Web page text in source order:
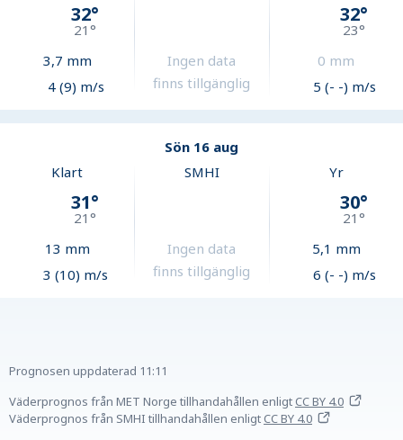
32°
21°
3,7 mm
4 (9) m/s
Ingen data
finns tillgänglig
32°
23°
0 mm
5 (- -) m/s
Sön 16 aug
Klart
31°
21°
13 mm
3 (10) m/s
SMHI
Ingen data
finns tillgänglig
Yr
30°
21°
5,1 mm
6 (- -) m/s
Prognosen uppdaterad 11:11
Väderprognos från MET Norge tillhandahållen enligtCC BY 4.0
Väderprognos från SMHI tillhandahållen enligtCC BY 4.0